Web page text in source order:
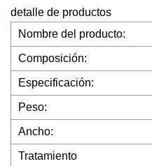
detalle de productos
Nombre del producto:
Composición:
Especificación:
Peso:
Ancho:
Tratamiento